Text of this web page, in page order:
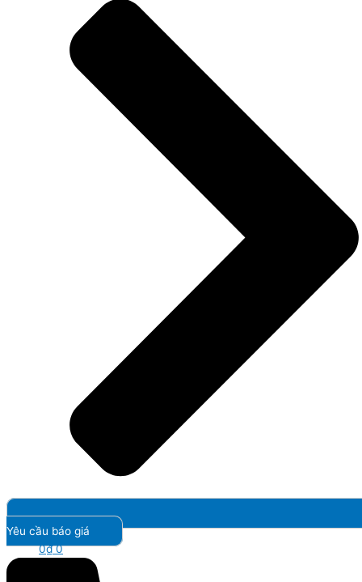
Yêu cầu báo giá
0₫ 0